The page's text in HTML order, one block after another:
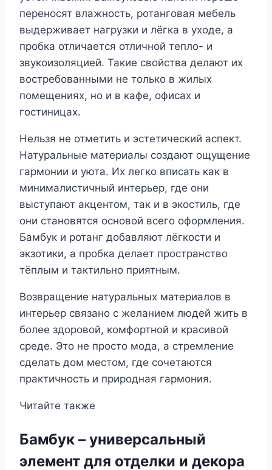
переносят влажность, ротанговая мебель
выдерживает нагрузки и лёгка в уходе, а
пробка отличается отличной тепло- и
звукоизоляцией. Такие свойства делают их
востребованными не только в жилых
помещениях, но и в кафе, офисах и
гостиницах.
Нельзя не отметить и эстетический аспект.
Натуральные материалы создают ощущение
гармонии и уюта. Их легко вписать как в
минималистичный интерьер, где они
выступают акцентом, так и в экостиль, где
они становятся основой всего оформления.
Бамбук и ротанг добавляют лёгкости и
экзотики, а пробка делает пространство
тёплым и тактильно приятным.
Возвращение натуральных материалов в
интерьер связано с желанием людей жить в
более здоровой, комфортной и красивой
среде. Это не просто мода, а стремление
сделать дом местом, где сочетаются
практичность и природная гармония.
Читайте также
Бамбук – универсальный
элемент для отделки и декора